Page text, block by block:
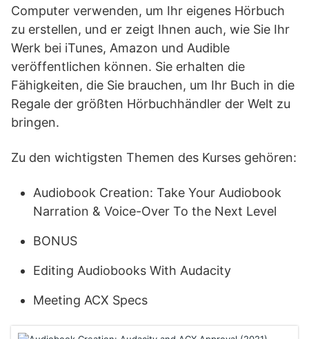
Computer verwenden, um Ihr eigenes Hörbuch
zu erstellen, und er zeigt Ihnen auch, wie Sie Ihr
Werk bei iTunes, Amazon und Audible
veröffentlichen können. Sie erhalten die
Fähigkeiten, die Sie brauchen, um Ihr Buch in die
Regale der größten Hörbuchhändler der Welt zu
bringen.
Zu den wichtigsten Themen des Kurses gehören:
Audiobook Creation: Take Your Audiobook
Narration & Voice-Over To the Next Level
BONUS
Editing Audiobooks With Audacity
Meeting ACX Specs